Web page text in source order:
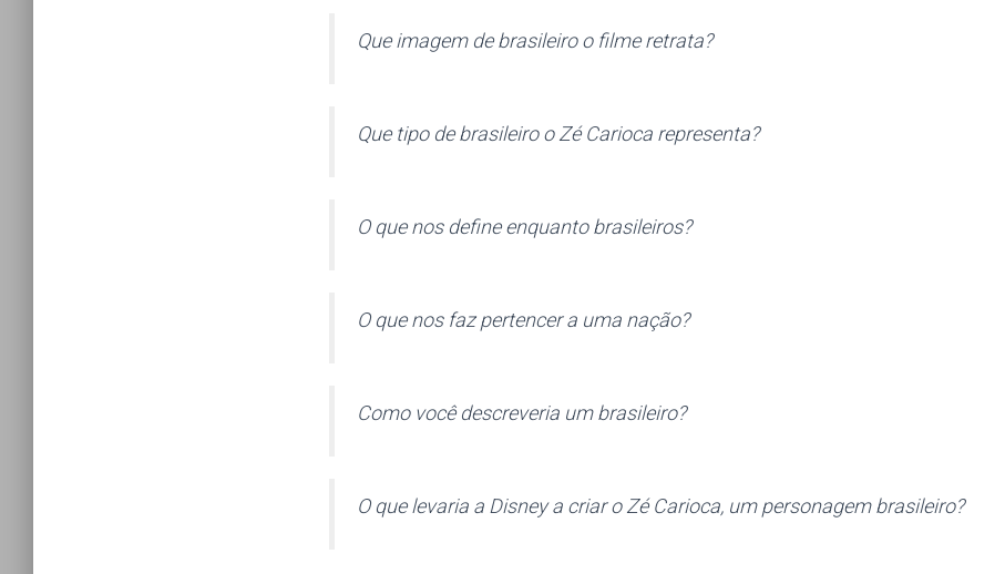
Que imagem de brasileiro o filme retrata?
Que tipo de brasileiro o Zé Carioca representa?
O que nos define enquanto brasileiros?
O que nos faz pertencer a uma nação?
Como você descreveria um brasileiro?
O que levaria a Disney a criar o Zé Carioca, um personagem brasileiro?